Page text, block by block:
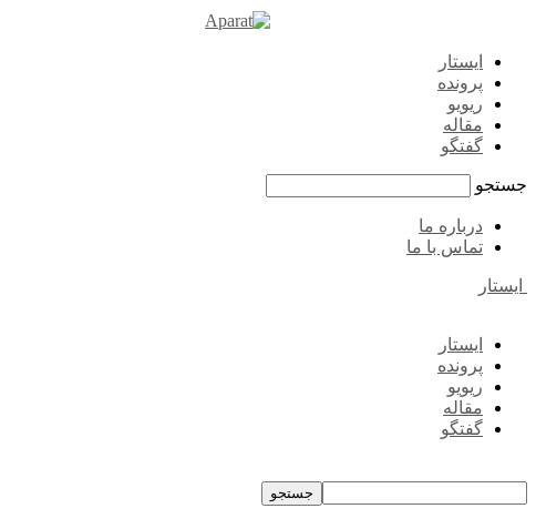
ایستار
پرونده
ریویو
مقاله
گفتگو
جستجو
درباره ما
تماس با ما
ایستار
ایستار
پرونده
ریویو
مقاله
گفتگو